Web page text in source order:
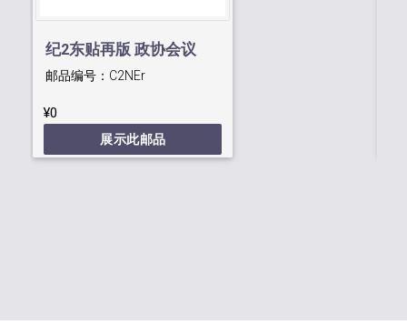
纪2东贴再版 政协会议
邮品编号： C2NEr
¥0
展示此邮品